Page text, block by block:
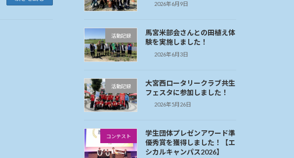
2026年6月9日
活動記録
馬宮米部会さんとの田植え体
験を実施しました！
2026年6月3日
活動記録
大宮西ロータリークラブ共生
フェスタに参加しました！
2026年5月26日
コンテスト
学生団体プレゼンアワード準
優秀賞を獲得しました！【エ
シカルキャンパス2026】